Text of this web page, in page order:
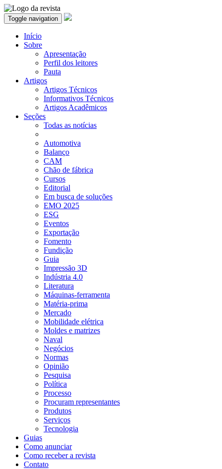
Toggle navigation
Início
Sobre
Apresentação
Perfil dos leitores
Pauta
Artigos
Artigos Técnicos
Informativos Técnicos
Artigos Acadêmicos
Seções
Todas as notícias
Automotiva
Balanço
CAM
Chão de fábrica
Cursos
Editorial
Em busca de soluções
EMO 2025
ESG
Eventos
Exportação
Fomento
Fundição
Guia
Impressão 3D
Indústria 4.0
Literatura
Máquinas-ferramenta
Matéria-prima
Mercado
Mobilidade elétrica
Moldes e matrizes
Naval
Negócios
Normas
Opinião
Pesquisa
Política
Processo
Procuram representantes
Produtos
Serviços
Tecnologia
Guias
Como anunciar
Como receber a revista
Contato